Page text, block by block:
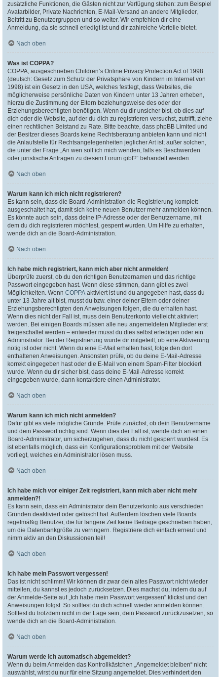
zusätzliche Funktionen, die Gästen nicht zur Verfügung stehen: zum Beispiel
Avatarbilder, Private Nachrichten, E-Mail-Versand an andere Mitglieder,
Beitritt zu Benutzergruppen und so weiter. Wir empfehlen dir eine
Anmeldung, da sie schnell erledigt ist und dir zahlreiche Vorteile bietet.
Nach oben
Was ist COPPA?
COPPA, ausgeschrieben Children’s Online Privacy Protection Act of 1998
(deutsch: Gesetz zum Schutz der Privatsphäre von Kindern im Internet von
1998) ist ein Gesetz in den USA, welches festlegt, dass Websites, die
möglicherweise persönliche Daten von Kindern unter 13 Jahren erheben,
hierzu die Zustimmung der Eltern beziehungsweise des oder der
Erziehungsberechtigten benötigen. Wenn du dir unsicher bist, ob dies auf
dich oder die Website, auf der du dich zu registrieren versuchst, zutrifft, ziehe
einen rechtlichen Beistand zu Rate. Bitte beachte, dass phpBB Limited und
der Besitzer dieses Boards keine Rechtsberatung anbieten kann und nicht
die Anlaufstelle für Rechtsangelegenheiten jeglicher Art ist; außer solchen,
die unter der Frage „An wen soll ich mich wenden, falls es Beschwerden
oder juristische Anfragen zu diesem Forum gibt?“ behandelt werden.
Nach oben
Warum kann ich mich nicht registrieren?
Es kann sein, dass die Board-Administration die Registrierung komplett
ausgeschaltet hat, damit sich keine neuen Benutzer mehr anmelden können.
Es könnte auch sein, dass deine IP-Adresse oder der Benutzername, mit
dem du dich registrieren möchtest, gesperrt wurden. Um Hilfe zu erhalten,
wende dich an die Board-Administration.
Nach oben
Ich habe mich registriert, kann mich aber nicht anmelden!
Überprüfe zuerst, ob du den richtigen Benutzernamen und das richtige
Passwort eingegeben hast. Wenn diese stimmen, dann gibt es zwei
Möglichkeiten. Wenn COPPA aktiviert ist und du angegeben hast, dass du
unter 13 Jahre alt bist, musst du bzw. einer deiner Eltern oder deiner
Erziehungsberechtigten den Anweisungen folgen, die du erhalten hast.
Wenn dies nicht der Fall ist, muss dein Benutzerkonto vielleicht aktiviert
werden. Bei einigen Boards müssen alle neu angemeldeten Mitglieder erst
freigeschaltet werden – entweder musst du dies selbst erledigen oder ein
Administrator. Bei der Registrierung wurde dir mitgeteilt, ob eine Aktivierung
nötig ist oder nicht. Wenn du eine E-Mail erhalten hast, folge den dort
enthaltenen Anweisungen. Ansonsten prüfe, ob du deine E-Mail-Adresse
korrekt eingegeben hast oder die E-Mail von einem Spam-Filter blockiert
wurde. Wenn du dir sicher bist, dass deine E-Mail-Adresse korrekt
eingegeben wurde, dann kontaktiere einen Administrator.
Nach oben
Warum kann ich mich nicht anmelden?
Dafür gibt es viele mögliche Gründe. Prüfe zunächst, ob dein Benutzername
und dein Passwort richtig sind. Wenn dies der Fall ist, wende dich an einen
Board-Administrator, um sicherzugehen, dass du nicht gesperrt wurdest. Es
ist ebenfalls möglich, dass ein Konfigurationsproblem mit der Website
vorliegt, welches ein Administrator lösen muss.
Nach oben
Ich habe mich vor einiger Zeit registriert, kann mich aber nicht mehr
anmelden?!
Es kann sein, dass ein Administrator dein Benutzerkonto aus verschieden
Gründen deaktiviert oder gelöscht hat. Außerdem löschen viele Boards
regelmäßig Benutzer, die für längere Zeit keine Beiträge geschrieben haben,
um die Datenbankgröße zu verringern. Registriere dich einfach erneut und
nimm aktiv an den Diskussionen teil!
Nach oben
Ich habe mein Passwort vergessen!
Das ist nicht schlimm! Wir können dir zwar dein altes Passwort nicht wieder
mitteilen, du kannst es jedoch zurücksetzen. Dies machst du, indem du auf
der Anmelde-Seite auf „Ich habe mein Passwort vergessen“ klickst und den
Anweisungen folgst. So solltest du dich schnell wieder anmelden können.
Solltest du trotzdem nicht in der Lage sein, dein Passwort zurückzusetzen, so
wende dich an die Board-Administration.
Nach oben
Warum werde ich automatisch abgemeldet?
Wenn du beim Anmelden das Kontrollkästchen „Angemeldet bleiben“ nicht
auswählst, wirst du nur für eine Sitzung angemeldet. Dies verhindert den